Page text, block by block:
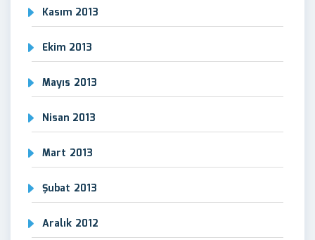
Kasım 2013
Ekim 2013
Mayıs 2013
Nisan 2013
Mart 2013
Şubat 2013
Aralık 2012